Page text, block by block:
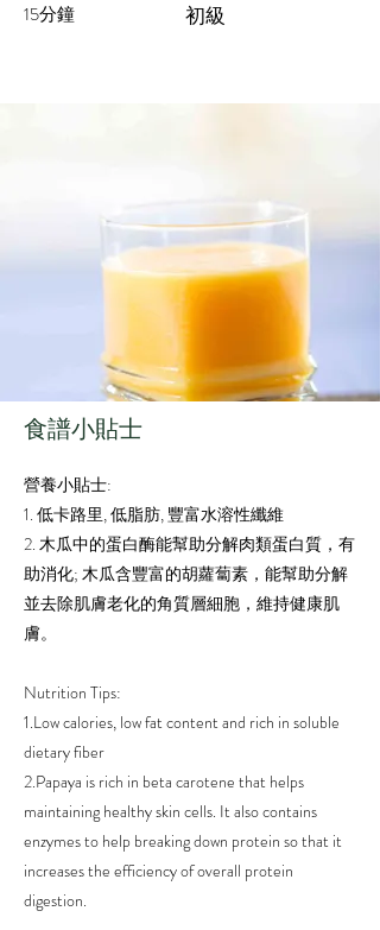
15分鐘 初級
​食譜小貼士
營養小貼士:
1. 低卡路里, 低脂肪, 豐富水溶性纖維
2. 木瓜中的蛋白酶能幫助分解肉類蛋白質，有
助消化; 木瓜含豐富的胡蘿蔔素，能幫助分解
並去除肌膚老化的角質層細胞，維持健康肌
膚。
Nutrition Tips:
1.Low calories, low fat content and rich in soluble
dietary fiber
2.Papaya is rich in beta carotene that helps
maintaining healthy skin cells. It also contains
enzymes to help breaking down protein so that it
increases the efficiency of overall protein
digestion.